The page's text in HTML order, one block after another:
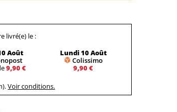
livré(e) le :
Août
9,90 €
Lundi 10 Août
Colissimo
9,90 €
Voir conditions.